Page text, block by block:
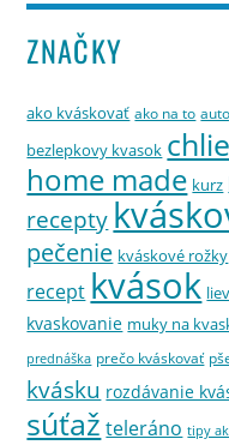
ZNAČKY
ako kváskovať ako na to
bezlepkovy kvasok
home made kurz
recepty
pečenie kváskové rožky
recept kvások
kvaskovanie muky na
prednáška prečo kváskovať
kvásku rozdávanie
súťaž teleráno tipy